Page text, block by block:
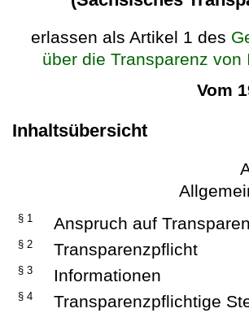
erlassen als Artikel 1 des
über die Transparenz
Vom
Inhaltsübersicht
§ 1 Anspruch auf
§ 2 Transparenzpflicht
§ 3 Informationen
§ 4 Transparenzpflichtige